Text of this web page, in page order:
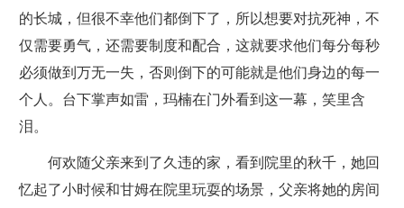
的长城，但很不幸他们都倒下了，所以想要对抗死神，不
仅需要勇气，还需要制度和配合，这就要求他们每分每秒
必须做到万无一失，否则倒下的可能就是他们身边的每一
个人。台下掌声如雷，玛楠在门外看到这一幕，笑里含
泪。
何欢随父亲来到了久违的家，看到院里的秋千，她回
忆起了小时候和甘姆在院里玩耍的场景，父亲将她的房间